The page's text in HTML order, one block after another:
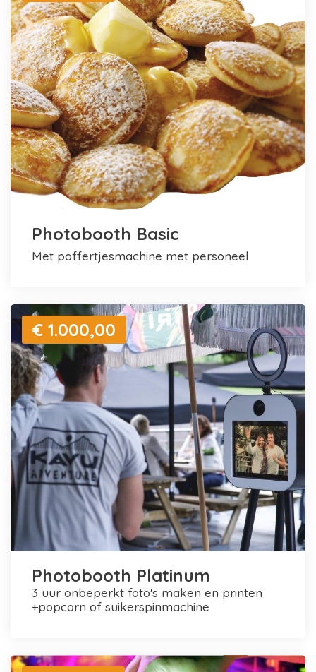
Photobooth Basic
met poffertjesmachine met personeel
€ 1.000,00
Photobooth Platinum
3 uur onbeperkt foto's maken en printen
+popcorn of suikerspinmachine